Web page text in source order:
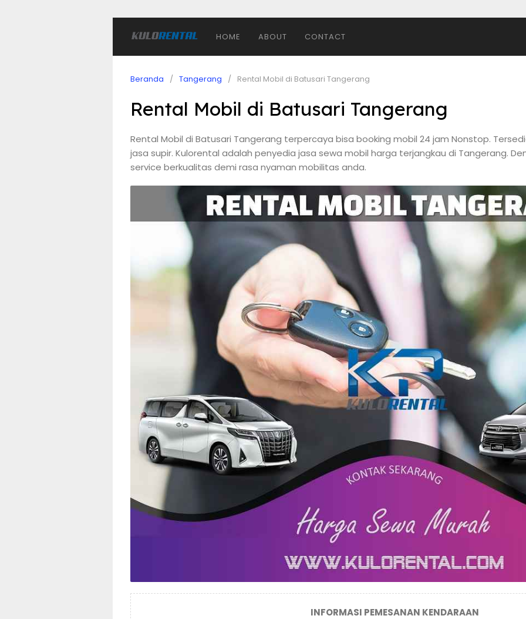
HOME ABOUT CONTACT
Beranda Tangerang Rental Mobil di Batusari Tangerang
Rental Mobil di Batusari Tangerang
Rental Mobil di Batusari Tangerang terpercaya bisa booking mobil 24 jam Nonstop.
jasa supir. Kulorental adalah penyedia jasa sewa mobil harga terjangkau di Tangerang.
service berkualitas demi rasa nyaman mobilitas anda.
INFORMASI PEMESANAN KENDARAAN